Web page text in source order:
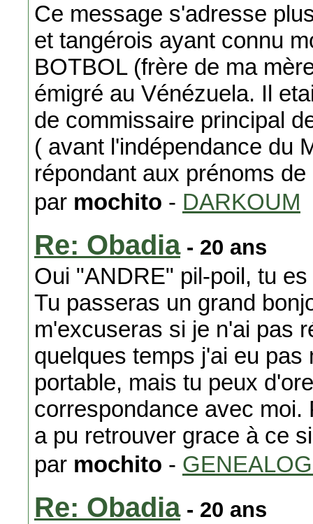
Ce message s'adresse
et tangérois ayant connu
BOTBOL (frère de ma
émigré au Vénézuela. Il
de commissaire principal
( avant l'indépendance du
répondant aux prénoms de
par mochito - DARKOUM
Re: Obadia- 20 ans
Oui "ANDRE" pil-poil, tu
Tu passeras un grand
m'excuseras si je n'ai pas
quelques temps j'ai eu
portable, mais tu peux
correspondance avec moi.
a pu retrouver grace à ce si
par mochito -
Re: Obadia- 20 ans